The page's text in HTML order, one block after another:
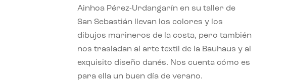
Ainhoa Pérez-Urdangarín en su taller de
San Sebastián llevan los colores y los
dibujos marineros de la costa, pero también
nos trasladan al arte textil de la Bauhaus y al
exquisito diseño danés. Nos cuenta cómo es
para ella un buen día de verano.